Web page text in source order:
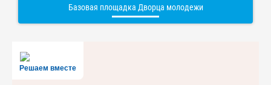
Базовая площадка Дворца молодежи
Решаем вместе